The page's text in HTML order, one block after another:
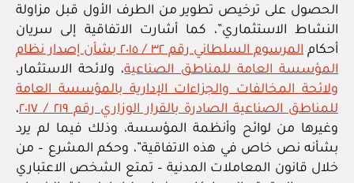
الحصول على ترخيص تطوير من الطرف الأول قبل مزاولة
النشاط الاستثماري”، كما أشارت الاتفاقية إلى سريان
أحكام
المرسوم السلطاني رقم ٣٢ / ٢٠١٥ بشأن إصدار نظام
المؤسسة العامة للمناطق الصناعية، ولائحة الاستثمار،
ولائحة المخالفات والجزاءات الإدارية بالمؤسسة العامة
للمناطق الصناعية الصادرة بالقرار الوزاري رقم ٢١٩ / ٢٠١٧
،
وغيرها من لوائح وأنظمة المؤسسة، وذلك فيما لم يرد
بشأنه نص خاص في هذه الاتفاقية”، وحكم المشرع – من
خلال قانون المعاملات المدنية – تمتع الشخص الاعتباري